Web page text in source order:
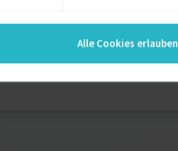
Alle Cookies erlauben